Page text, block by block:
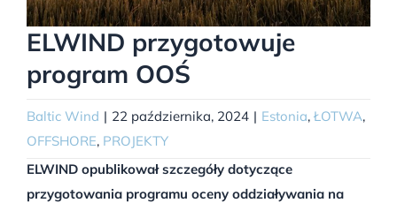
ELWIND przygotowuje
program OOŚ
Baltic Wind | 22 października, 2024 | Estonia, ŁOTWA,
OFFSHORE, PROJEKTY
ELWIND opublikował szczegóły dotyczące
przygotowania programu oceny oddziaływania na